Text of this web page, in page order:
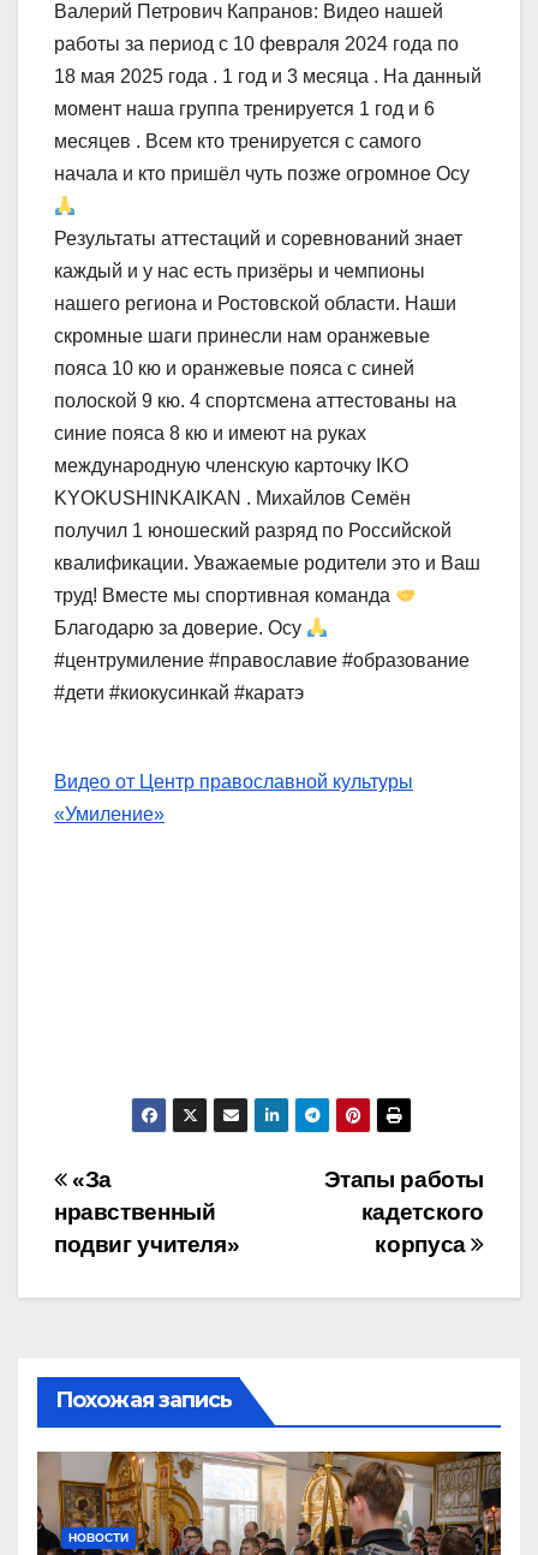
Валерий Петрович Капранов: Видео нашей
работы за период с 10 февраля 2024 года по
18 мая 2025 года . 1 год и 3 месяца . На данный
момент наша группа тренируется 1 год и 6
месяцев . Всем кто тренируется с самого
начала и кто пришёл чуть позже огромное Осу
Результаты аттестаций и соревнований знает
каждый и у нас есть призёры и чемпионы
нашего региона и Ростовской области. Наши
скромные шаги принесли нам оранжевые
пояса 10 кю и оранжевые пояса с синей
полоской 9 кю. 4 спортсмена аттестованы на
синие пояса 8 кю и имеют на руках
международную членскую карточку IKO
KYOKUSHINKAIKAN . Михайлов Семён
получил 1 юношеский разряд по Российской
квалификации. Уважаемые родители это и Ваш
труд! Вместе мы спортивная команда
Благодарю за доверие. Осу
#центрумиление #православие #образование
#дети #киокусинкай #каратэ
Видео от Центр православной культуры
«Умиление»
Навигация
по
записям
Этапы работы
кадетского
корпуса
«За
нравственный
подвиг учителя»
Похожая запись
НОВОСТИ